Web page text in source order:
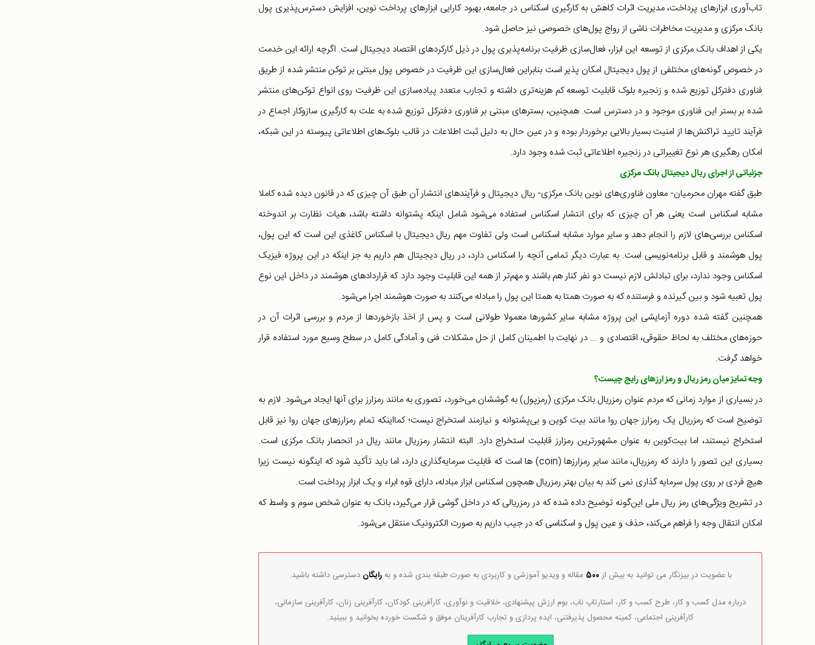
تاب‌آوری ابزارهای پرداخت، مدیریت اثرات کاهش به کارگیری اسکناس در جامعه، بهبود کارایی ابزارهای پرداخت نوین، افزایش دسترس‌پذیری پول
بانک مرکزی و مدیریت مخاطرات ناشی از رواج پول‌های خصوصی نیز حاصل شود.
یکی از اهداف بانک مرکزی از توسعه این ابزار، فعال‌سازی ظرفیت برنامه‌پذیری پول در ذیل کارکردهای اقتصاد دیجیتال است. اگرچه ارائه این خدمت
در خصوص گونه‌های مختلفی از پول دیجیتال امکان پذیر است بنابراین فعال‌سازی این ظرفیت در خصوص پول مبتنی بر توکن منتشر شده از طریق
فناوری دفترکل توزیع شده و زنجیره بلوک قابلیت توسعه کم هزینه‌تری داشته و تجارب متعدد پیاده‌سازی این ظرفیت روی انواع توکن‌های منتشر
شده بر بستر این فناوری موجود و در دسترس است. همچنین، بسترهای مبتنی بر فناوری دفترکل توزیع شده به علت به کارگیری سازوکار اجماع در
فرآیند تایید تراکنش‌ها از امنیت بسیار بالایی برخوردار بوده و در عین حال به دلیل ثبت اطلاعات در قالب بلوک‌های اطلاعاتی پیوسته در این شبکه،
امکان رهگیری هر نوع تغییراتی در زنجیره اطلاعاتی ثبت شده وجود دارد.
جزئیاتی از اجرای ریال دیجیتال بانک مرکزی
طبق گفته مهران محرمیان- معاون فناوری‌های نوین بانک مرکزی- ریال دیجیتال و فرآیندهای انتشار آن طبق آن چیزی که در قانون دیده شده کاملا
مشابه اسکناس است یعنی هر آن چیزی که برای انتشار اسکناس استفاده می‌شود شامل اینکه پشتوانه داشته باشد، هیات نظارت بر اندوخته
اسکناس بررسی‌های لازم را انجام دهد و سایر موارد مشابه اسکناس است ولی تفاوت مهم ریال دیجیتال با اسکناس کاغذی این است که این پول،
پول هوشمند و قابل برنامه‌نویسی است. به عبارت دیگر تمامی آنچه را اسکناس دارد، در ریال دیجیتال هم داریم به جز اینکه در این پروژه فیزیک
اسکناس وجود ندارد، برای تبادلش لازم نیست دو نفر کنار هم باشند و مهم‌تر از همه این قابلیت وجود دارد که قراردادهای هوشمند در داخل این نوع
پول تعبیه شود و بین گیرنده و فرستنده که به صورت همتا به همتا این پول را مبادله می‌کنند به صورت هوشمند اجرا می‌شود.
همچنین گفته شده دوره آزمایشی این پروژه مشابه سایر کشورها معمولا طولانی است و پس از اخذ بازخوردها از مردم و بررسی ‌اثرات آن در
حوزه‌های مختلف به لحاظ حقوقی، اقتصادی و ... در نهایت با اطمینان کامل از حل مشکلات فنی و آمادگی کامل در سطح وسیع مورد استفاده قرار
خواهد گرفت.
وجه تمایز میان رمز ریال و رمز ارزهای رایج چیست؟
در بسیاری از موارد زمانی که مردم عنوان رمزریال بانک مرکزی (رمزپول) به گوششان می‌خورد، تصوری به مانند رمزارز برای آنها ایجاد می‌شود. لازم به
توضیح است که رمزریال یک رمزارز جهان روا مانند بیت کوین و بی‌پشتوانه و نیازمند استخراج نیست؛ کمااینکه تمام رمزارزهای جهان روا نیز قابل
استخراج نیستند، اما بیت‌کوین به عنوان مشهورترین رمزارز قابلیت استخراج دارد. البته انتشار رمزریال مانند ریال در انحصار بانک مرکزی است.
بسیاری این تصور را دارند که رمزریال، مانند سایر رمزارزها (coin) ها است که قابلیت سرمایه‌گذاری دارد، اما باید تأکید شود که اینگونه نیست زیرا
هیچ فردی بر روی پول سرمایه گذاری نمی کند به بیان بهتر رمزریال همچون اسکناس ابزار مبادله، دارای قوه ابراء و یک ابزار پرداخت است.
در تشریح ویژگی‌های رمز ریال ملی این‌گونه توضیح داده شده که در رمزریالی که در داخل گوشی قرار می‌گیرد، بانک به عنوان شخص سوم و واسط که
امکان انتقال وجه را فراهم می‌کند، حذف و عین پول و اسکناسی که در جیب داریم به صورت الکترونیک منتقل می‌شود.
با عضویت در بیزنگار می توانید به بیش از500 مقاله و ویدیو آموزشی و کاربردی به صورت طبقه بندی شده و بهرایگان دسترسی داشته باشید.
درباره مدل کسب و کار، طرح کسب و کار، استارتاپ ناب، بوم ارزش پیشنهادی، خلاقیت و نوآوری، کارآفرینی کودکان، کارآفرینی زنان، کارآفرینی سازمانی،
کارآفرینی اجتماعی، کمینه محصول پذیرفتنی، ایده پردازی و تجارب کارآفرینان موفق و شکست خورده بخوانید و ببینید.